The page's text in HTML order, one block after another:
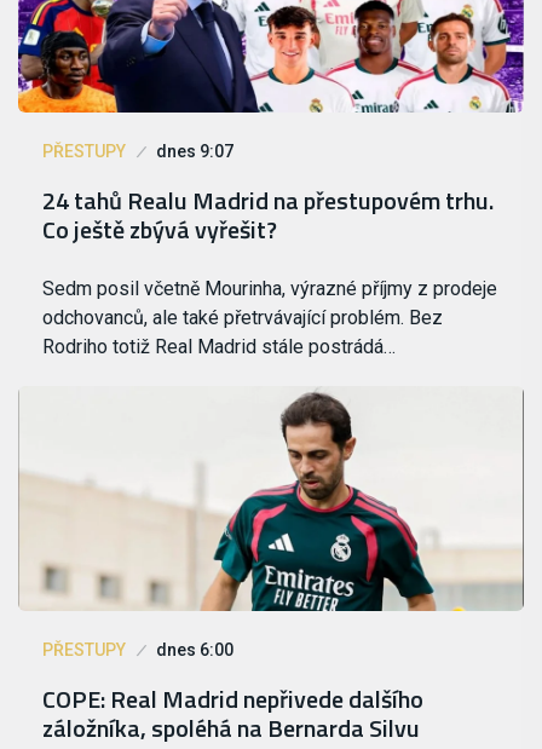
PŘESTUPY dnes 9:07
24 tahů Realu Madrid na přestupovém trhu.
Co ještě zbývá vyřešit?
Sedm posil včetně Mourinha, výrazné příjmy z prodeje
odchovanců, ale také přetrvávající problém. Bez
Rodriho totiž Real Madrid stále postrádá…
PŘESTUPY dnes 6:00
COPE: Real Madrid nepřivede dalšího
záložníka, spoléhá na Bernarda Silvu